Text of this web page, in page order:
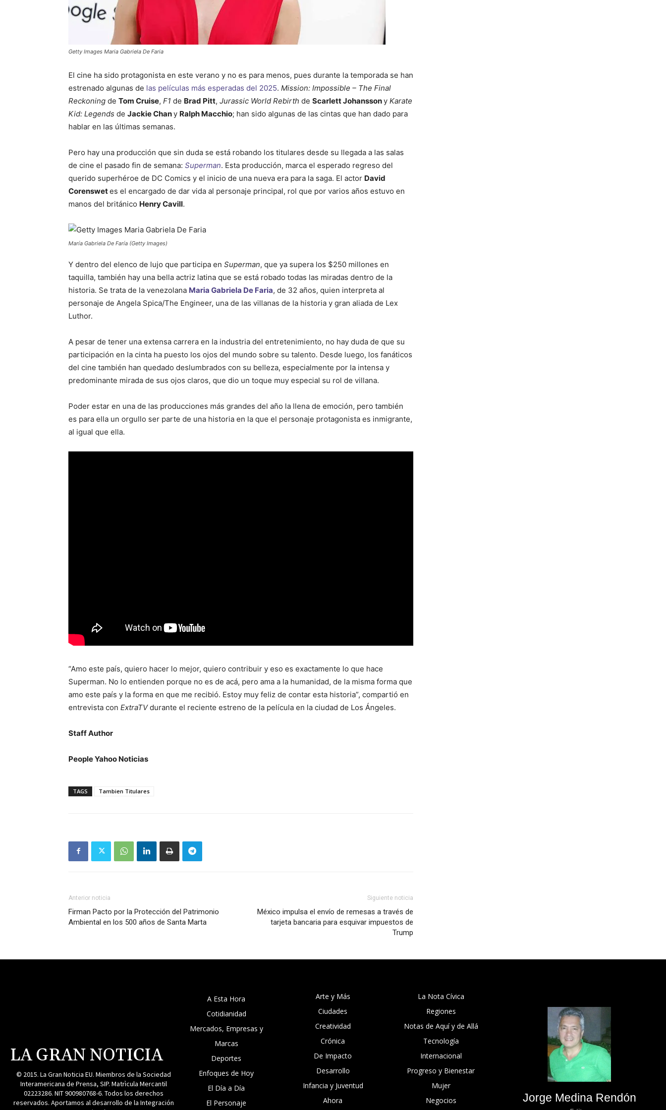
Getty Images Maria Gabriela De Faria
El cine ha sido protagonista en este verano y no es para menos, pues durante la temporada se han
estrenado algunas de las películas más esperadas del 2025. Mission: Impossible – The Final
Reckoning de Tom Cruise, F1 de Brad Pitt, Jurassic World Rebirth de Scarlett Johanssony Karate
Kid: Legends de Jackie Chany Ralph Macchio; han sido algunas de las cintas que han dado para
hablar en las últimas semanas.
Pero hay una producción que sin duda se está robando los titulares desde su llegada a las salas
de cine el pasado fin de semana: Superman. Esta producción, marca el esperado regreso del
querido superhéroe de DC Comics y el inicio de una nueva era para la saga. El actor David
Corenswetes el encargado de dar vida al personaje principal, rol que por varios años estuvo en
manos del británico Henry Cavill.
María Gabriela De Faría (Getty Images)
Y dentro del elenco de lujo que participa en Superman, que ya supera los $250 millones en
taquilla, también hay una bella actriz latina que se está robado todas las miradas dentro de la
historia. Se trata de la venezolana Maria Gabriela De Faria, de 32 años, quien interpreta al
personaje de Angela Spica/The Engineer, una de las villanas de la historia y gran aliada de Lex
Luthor.
A pesar de tener una extensa carrera en la industria del entretenimiento, no hay duda de que su
participación en la cinta ha puesto los ojos del mundo sobre su talento. Desde luego, los fanáticos
del cine también han quedado deslumbrados con su belleza, especialmente por la intensa y
predominante mirada de sus ojos claros, que dio un toque muy especial su rol de villana.
Poder estar en una de las producciones más grandes del año la llena de emoción, pero también
es para ella un orgullo ser parte de una historia en la que el personaje protagonista es inmigrante,
al igual que ella.
“Amo este país, quiero hacer lo mejor, quiero contribuir y eso es exactamente lo que hace
Superman. No lo entienden porque no es de acá, pero ama a la humanidad, de la misma forma que
amo este país y la forma en que me recibió. Estoy muy feliz de contar esta historia”, compartió en
entrevista con ExtraTVdurante el reciente estreno de la película en la ciudad de Los Ángeles.
Staff Author
People Yahoo Noticias
TAGS Tambien Titulares
Anterior noticia
Firman Pacto por la Protección del Patrimonio
Ambiental en los 500 años de Santa Marta
Siguiente noticia
México impulsa el envío de remesas a través de
tarjeta bancaria para esquivar impuestos de
Trump
LA GRAN NOTICIA
© 2015. La Gran Noticia EU. Miembros de la Sociedad
Interamericana de Prensa, SIP. Matrìcula Mercantil
02223286. NIT 900980768-6. Todos los derechos
reservados. Aportamos al desarrollo de la Integración
A Esta Hora
Cotidianidad
Mercados, Empresas y
Marcas
Deportes
Enfoques de Hoy
El Día a Día
El Personaje
Arte y Más
Ciudades
Creatividad
Crónica
De Impacto
Desarrollo
Infancia y Juventud
Ahora
La Nota Cívica
Regiones
Notas de Aquí y de Allá
Tecnología
Internacional
Progreso y Bienestar
Mujer
Negocios
Jorge Medina Rendón